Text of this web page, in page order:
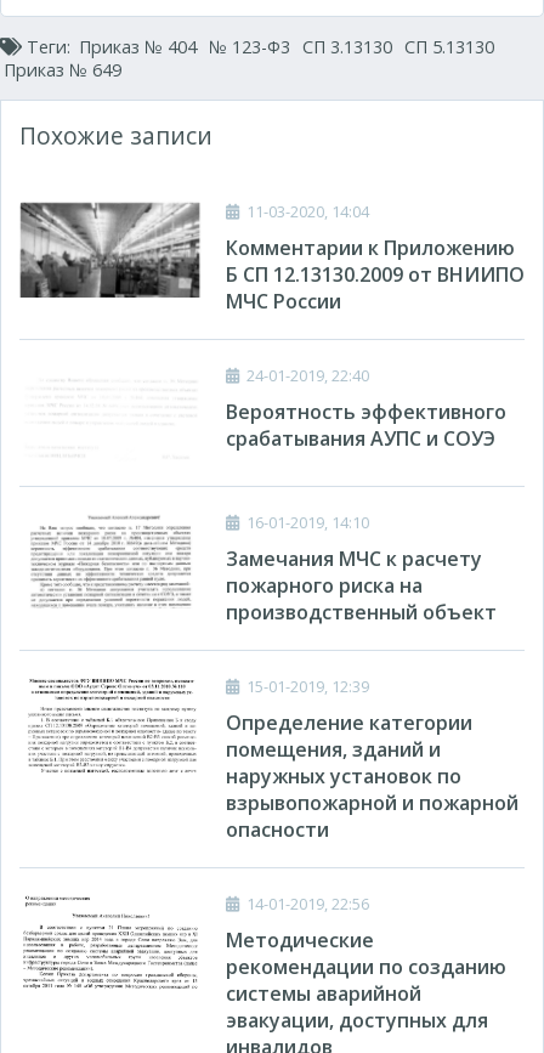
Теги: Приказ № 404 № 123-Ф3 СП 3.13130 СП 5.13130
Приказ № 649
Похожие записи
11-03-2020, 14:04
Комментарии к Приложению
Б СП 12.13130.2009 от ВНИИПО
МЧС России
24-01-2019, 22:40
Вероятность эффективного
срабатывания АУПС и СОУЭ
16-01-2019, 14:10
Замечания МЧС к расчету
пожарного риска на
производственный объект
15-01-2019, 12:39
Определение категории
помещения, зданий и
наружных установок по
взрывопожарной и пожарной
опасности
14-01-2019, 22:56
Методические
рекомендации по созданию
системы аварийной
эвакуации, доступных для
инвалидов